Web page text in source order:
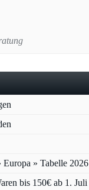
» Tabelle 2026
bis 150€ ab 1. Juli